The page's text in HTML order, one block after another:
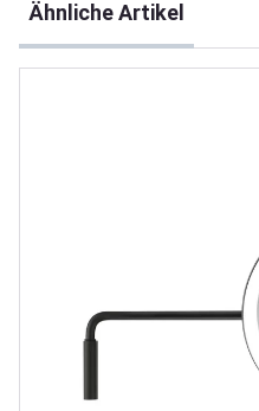
Ähnliche Artikel